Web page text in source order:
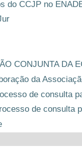
do CCJP no
CONJUNTA DA
da
de consulta
de consulta